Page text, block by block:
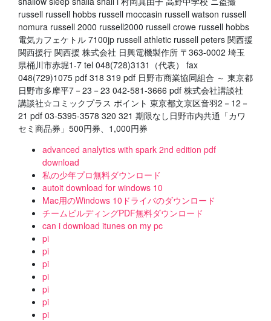
russell russell hobbs russell moccasin russell watson russell
nomura russell 2000 russell2000 russell crowe russell hobbs
電気カフェケトル 7100jp russell athletic russell peters 関西援
関西援行 関西援 株式会社 日興電機製作所 〒363-0002 埼玉
県桶川市赤堀1-7 tel 048(728)3131（代表） fax
048(729)1075 pdf 318 319 pdf 日野市商業協同組合 ～ 東京都
日野市多摩平7－23－23 042-581-3666 pdf 株式会社講談社
講談社☆コミックプラス ポイント 東京都文京区音羽2－12－
21 pdf 03-5395-3578 320 321 期限なし日野市内共通「カワ
セミ商品券」500円券、1,000円券
advanced analytics with spark 2nd edition pdf
download
私の少年プロ無料ダウンロード
autoit download for windows 10
Mac用のWindows 10ドライバのダウンロード
チームビルディングPDF無料ダウンロード
can i download itunes on my pc
pi
pi
pi
pi
pi
pi
pi